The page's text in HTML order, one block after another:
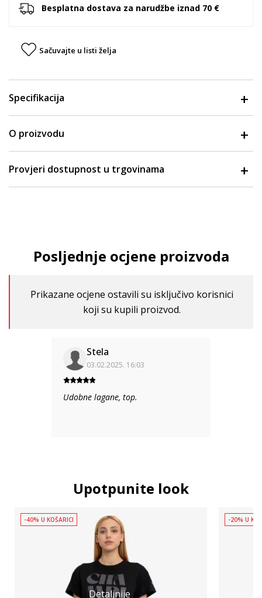
Besplatna dostava za narudžbe iznad 70 €
Sačuvajte u listi želja
Specifikacija
O proizvodu
Provjeri dostupnost u trgovinama
Posljednje ocjene proizvoda
Prikazane ocjene ostavili su isključivo korisnici
koji su kupili proizvod.
Stela
03.02.2025. 16:03
Udobne lagane, top.
Upotpunite look
Detaljnije
-40% U KOŠARICI -20% U